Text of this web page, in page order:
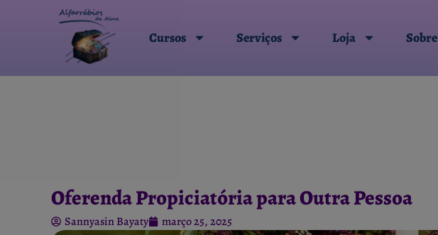
Cursos Serviços Loja Sobre
Oferenda Propiciatória para Outra Pessoa
Sannyasin Bayaty março 25, 2025